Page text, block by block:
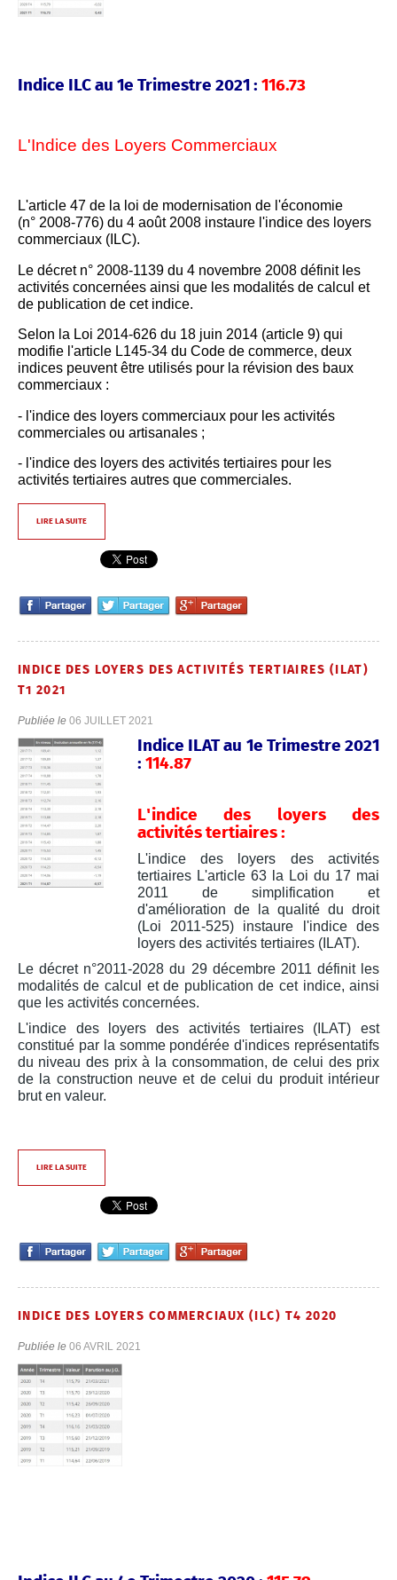
Indice ILC au 1e Trimestre 2021 : 116.73
L'Indice des Loyers Commerciaux
L'article 47 de la loi de modernisation de l'économie
(n° 2008-776) du 4 août 2008 instaure l'indice des loyers
commerciaux (ILC).
Le décret n° 2008-1139 du 4 novembre 2008 définit les
activités concernées ainsi que les modalités de calcul et
de publication de cet indice.
Selon la Loi 2014-626 du 18 juin 2014 (article 9) qui
modifie l'article L145-34 du Code de commerce, deux
indices peuvent être utilisés pour la révision des baux
commerciaux :
- l'indice des loyers commerciaux pour les activités
commerciales ou artisanales ;
- l'indice des loyers des activités tertiaires pour les
activités tertiaires autres que commerciales.
LIRE LA SUITE
INDICE DES LOYERS DES ACTIVITÉS TERTIAIRES (ILAT)
T1 2021
Publiée le 06 JUILLET 2021
Indice ILAT au 1e Trimestre 2021
: 114.87
L'indice des loyers des
activités tertiaires :
L'indice des loyers des activités
tertiaires L'article 63 la Loi du 17 mai
2011 de simplification et
d'amélioration de la qualité du droit
(Loi 2011-525) instaure l'indice des
loyers des activités tertiaires (ILAT).
Le décret n°2011-2028 du 29 décembre 2011 définit les
modalités de calcul et de publication de cet indice, ainsi
que les activités concernées.
L'indice des loyers des activités tertiaires (ILAT) est
constitué par la somme pondérée d'indices représentatifs
du niveau des prix à la consommation, de celui des prix
de la construction neuve et de celui du produit intérieur
brut en valeur.
LIRE LA SUITE
INDICE DES LOYERS COMMERCIAUX (ILC) T4 2020
Publiée le 06 AVRIL 2021